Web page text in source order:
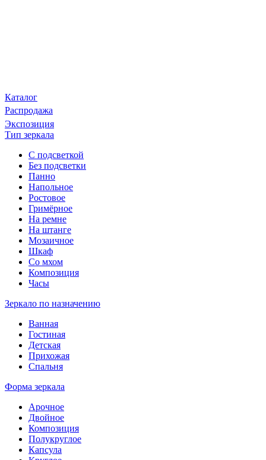
Каталог
Распродажа
Экспозиция
Тип зеркала
С подсветкой
Без подсветки
Панно
Напольное
Ростовое
Гримёрное
На ремне
На штанге
Мозаичное
Шкаф
Со мхом
Композиция
Часы
Зеркало по назначению
Ванная
Гостиная
Детская
Прихожая
Спальня
Форма зеркала
Арочное
Двойное
Композиция
Полукруглое
Капсула